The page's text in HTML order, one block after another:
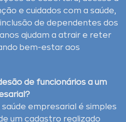
e cuidados com a saúde,
de dependentes dos
ajudam a atrair e reter
bem-estar aos
de funcionários a um
empresarial é simples
um cadastro realizado